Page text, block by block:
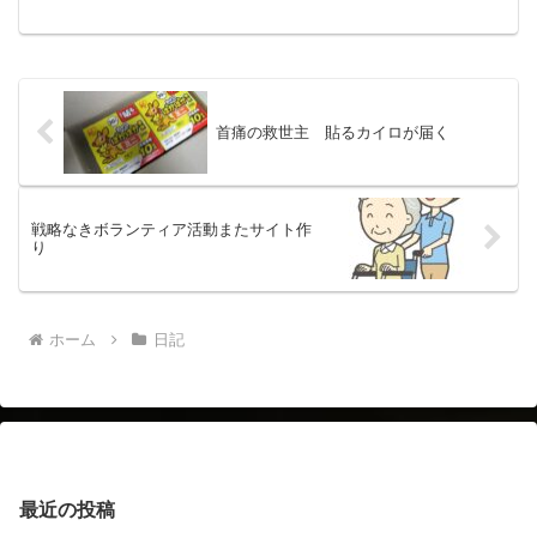
首痛の救世主 貼るカイロが届く
戦略なきボランティア活動またサイト作
り
ホーム 日記
最近の投稿